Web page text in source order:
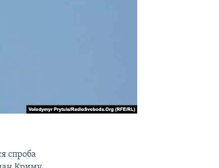
спроба